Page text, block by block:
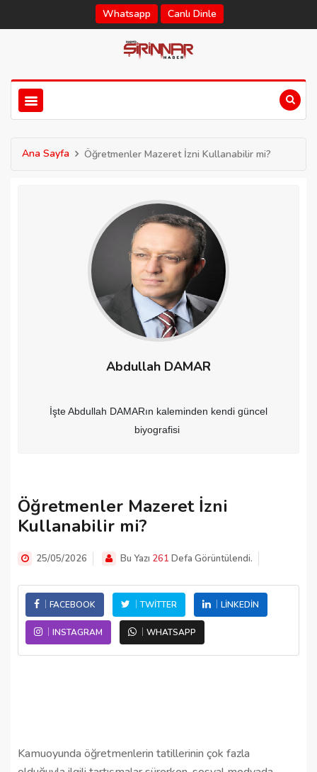
Whatsapp Canlı Dinle
Ana Sayfa Öğretmenler Mazeret İzni Kullanabilir mi?
Abdullah DAMAR
İşte Abdullah DAMARın kaleminden kendi güncel
biyografisi
Öğretmenler Mazeret İzni
Kullanabilir mi?
25/05/2026 Bu Yazı 261 Defa Görüntülendi.
FACEBOOK TWITTER LINKEDIN
INSTAGRAM WHATSAPP
Kamuoyunda öğretmenlerin tatillerinin çok fazla